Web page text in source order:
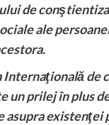
de
ale
Internaţională de
un prilej în plus
asupra existenţei